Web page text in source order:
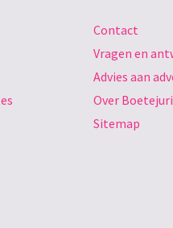
Contact
Vragen en
Advies aan
Over
Sitemap